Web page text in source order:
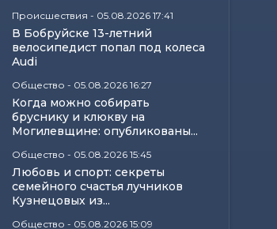
Происшествия - 05.08.2026 17:41
В Бобруйске 13-летний
велосипедист попал под колеса
Audi
Общество - 05.08.2026 16:27
Когда можно собирать
бруснику и клюкву на
Могилевщине: опубликованы...
Общество - 05.08.2026 15:45
Любовь и спорт: секреты
семейного счастья лучников
Кузнецовых из...
Общество - 05.08.2026 15:09